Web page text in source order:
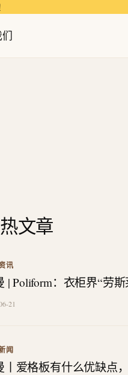
文章
讯
| Poliform：衣柜界“劳斯
21
闻
丨爱格板有什么优缺点